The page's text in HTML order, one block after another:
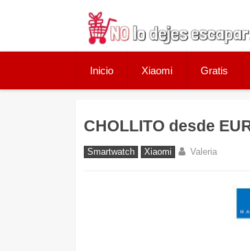
Inicio Xiaomi Gratis
CHOLLITO desde
Smartwatch Xiaomi Valeria